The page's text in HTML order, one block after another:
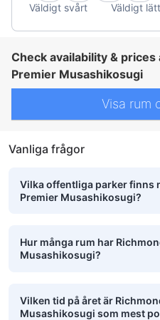
Väldigt svårt
Väldigt lätt
Check availability &
Premier Musashikosugi
Visa rum
Vanliga frågor
Vilka offentliga parker finns
Premier Musashikosugi?
Hur många rum har
Musashikosugi?
Vilken tid på året är
Musashikosugi som mest